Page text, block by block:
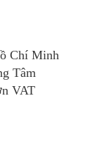
Hồ Chí Minh
Tâm
VAT
dẫn
giản